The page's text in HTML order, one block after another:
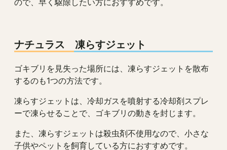
ので、早く駆除したい方におすすめです。
ナチュラス 凍らすジェット
ゴキブリを見失った場所には、凍らすジェットを散布
するのも1つの方法です。
凍らすジェットは、冷却ガスを噴射する冷却剤スプレ
ーで凍らせることで、ゴキブリの動きを封じます。
また、凍らすジェットは殺虫剤不使用なので、小さな
子供やペットを飼育している方におすすめです。